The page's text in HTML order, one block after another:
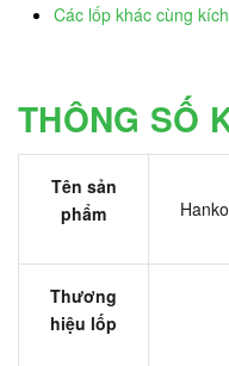
Các lốp khác cùng
THÔNG SỐ
Tên sản
phẩm
Thương
hiệu lốp